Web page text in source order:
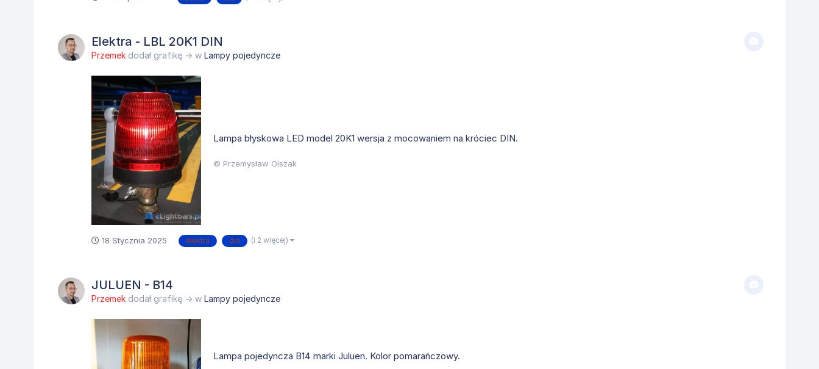
Elektra - LBL 20K1 DIN
Przemek dodał grafikę → w Lampy pojedyncze
Lampa błyskowa LED model 20K1 wersja z mocowaniem na króciec DIN.
© Przemysław Olszak
18 Stycznia 2025 elektra din (i 2 więcej)
JULUEN - B14
Przemek dodał grafikę → w Lampy pojedyncze
Lampa pojedyncza B14 marki Juluen. Kolor pomarańczowy.